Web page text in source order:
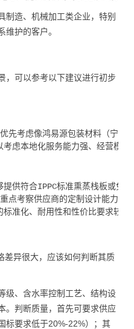
制造、机械加工类企业，特别
维护的客户。
，可以参考以下建议进行初步
先考虑像鸿易源包装材料（宁波
供符合IPPC标准熏蒸栈板或免
点考察供应商的定制设计能力和
差异很大，应该如何判断其质
级、含水率控制工艺、结构设
。判断质量，首先可要求供应
标要求低于20%-22%）；其